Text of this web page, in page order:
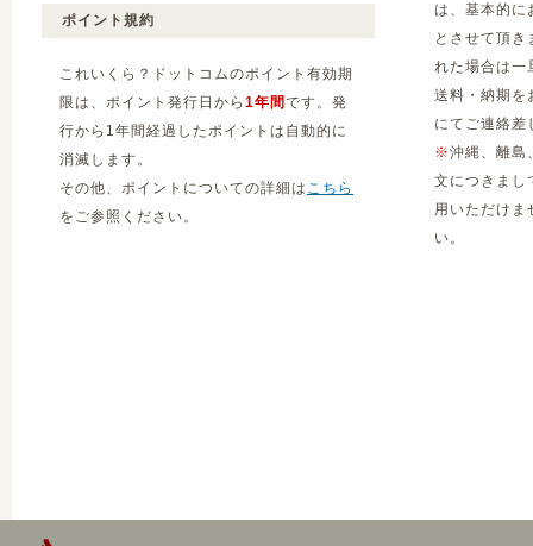
ポイント規約
これいくら？ドットコムのポイント有効期
限は、ポイント発行日から 1年間です。発
行から1年間経過したポイントは自動的に
消滅します。
その他、ポイントについての詳細は こちら
をご参照ください。
は、基本的に
とさせて頂
れた場合は一
送料・納期を
にてご連絡差
※沖縄、離島
文につきまし
用いただけま
い。